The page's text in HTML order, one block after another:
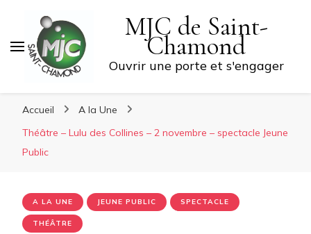
MJC de Saint-
Chamond
Ouvrir une porte et s'engager
Accueil
A la Une
Théâtre – Lulu des Collines – 2 novembre – spectacle Jeune
Public
A LA UNE JEUNE PUBLIC SPECTACLE
THÉÂTRE